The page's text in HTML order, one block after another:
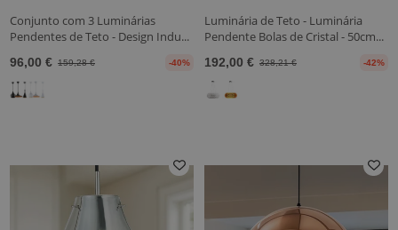
Conjunto com 3 Luminárias
Pendentes de Teto - Design Indu...
96,00 € 159,28 € -40%
Luminária de Teto - Luminária
Pendente Bolas de Cristal - 50cm...
192,00 € 328,21 € -42%